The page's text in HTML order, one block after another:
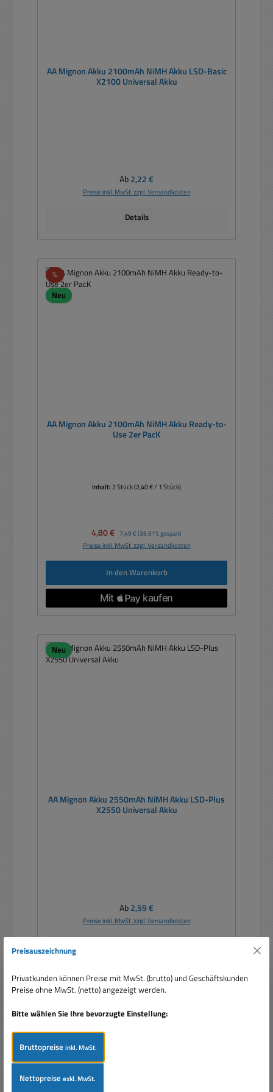
AA Mignon Akku 2100mAh NiMH Akku LSD-Basic
X2100 Universal Akku
Regulärer Preis:
Ab2,22 €
Preise inkl. MwSt. zzgl. Versandkosten
Details
%Rabatt
Neu
AA Mignon Akku 2100mAh NiMH Akku Ready-to-
Use 2er PacK
Inhalt:2 Stück(2,40 € / 1 Stück)
Verkaufspreis:
4,80 € Regulärer Preis:
7,49 € (35.91% gespart)
Preise inkl. MwSt. zzgl. Versandkosten
In den Warenkorb
Neu
AA Mignon Akku 2550mAh NiMH Akku LSD-Plus
X2550 Universal Akku
Regulärer Preis:
Ab2,59 €
Preise inkl. MwSt. zzgl. Versandkosten
Preisauszeichnung
Privatkunden können Preise mit MwSt. (brutto) und Geschäftskunden
Preise ohne MwSt. (netto) angezeigt werden.
Bitte wählen Sie Ihre bevorzugte Einstellung:
Bruttopreiseinkl. MwSt.
Nettopreiseexkl. MwSt.